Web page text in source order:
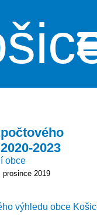
2023
obce
prosince 2019
výhledu obce